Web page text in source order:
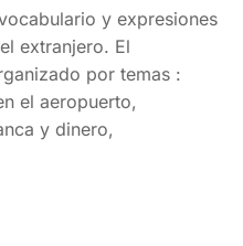
y expresiones
extranjero. El
por temas :
el aeropuerto,
y dinero,